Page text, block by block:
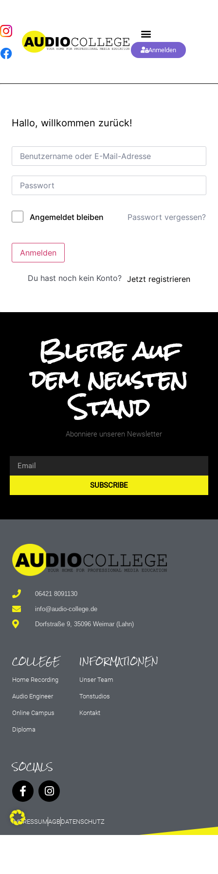
Anmelden
Hallo, willkommen zurück!
Alternative:
Angemeldet bleiben Passwort vergessen?
Anmelden
Du hast noch kein Konto? Jetzt registrieren
Bleibe auf
dem neusten
Stand
Abonniere unseren Newsletter
SUBSCRIBE
06421 8091130
info@audio-college.de
Dorfstraße 9, 35096 Weimar (Lahn)
COLLEGE
Home Recording
Audio Engineer
Online Campus
Diploma
INFORMATIONEN
Unser Team
Tonstudios
Kontakt
SOCIALS
IMPRESSUMAGBDATENSCHUTZ